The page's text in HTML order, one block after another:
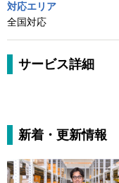
対応エリア
全国対応
サービス詳細
新着・更新情報